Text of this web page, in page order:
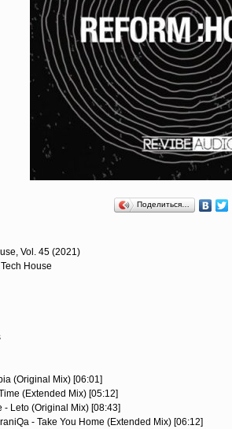
Поделиться…
Vol. 45 (2021)
House
(Original Mix) [06:01]
(Extended Mix) [05:12]
- Leto (Original Mix) [08:43]
- Take You Home (Extended Mix) [06:12]